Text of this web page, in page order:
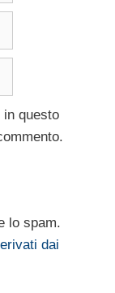
questo
lo spam.
dai